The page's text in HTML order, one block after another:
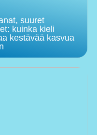
suuret
kuinka kieli
kestävää kasvua